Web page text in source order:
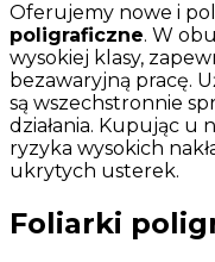
Oferujemy nowe i
poligraficzne. W
wysokiej klasy,
bezawaryjną pracę.
są wszechstronnie
działania. Kupując u
ryzyka wysokich
ukrytych usterek.
Foliarki